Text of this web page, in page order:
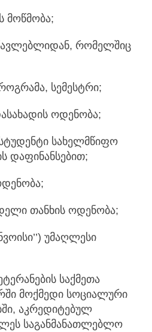
მოწმობა;
რომელშიც
სემესტრი;
ოდენობა;
სახელმწიფო
დაფინანსებით;
თანხის ოდენობა;
უმაღლესი
საქმეთა
მოქმედი სოციალური
აკრედიტებულ
საგანმანათლებლო